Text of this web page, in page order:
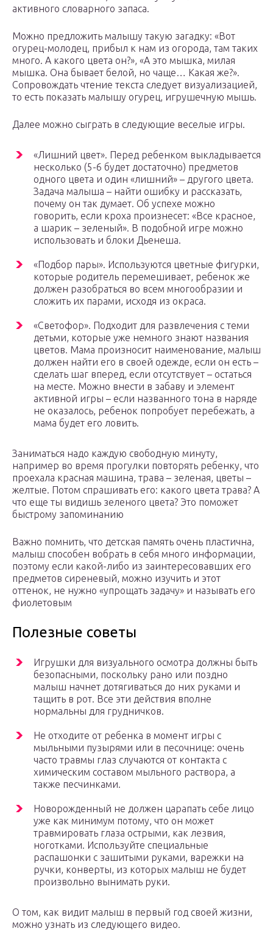
активного словарного запаса.
Можно предложить малышу такую загадку: «Вот
огурец-молодец, прибыл к нам из огорода, там таких
много. А какого цвета он?», «А это мышка, милая
мышка. Она бывает белой, но чаще… Какая же?».
Сопровождать чтение текста следует визуализацией,
то есть показать малышу огурец, игрушечную мышь.
Далее можно сыграть в следующие веселые игры.
«Лишний цвет». Перед ребенком выкладывается
несколько (5-6 будет достаточно) предметов
одного цвета и один «лишний» – другого цвета.
Задача малыша – найти ошибку и рассказать,
почему он так думает. Об успехе можно
говорить, если кроха произнесет: «Все красное,
а шарик – зеленый». В подобной игре можно
использовать и блоки Дьенеша.
«Подбор пары». Используются цветные фигурки,
которые родитель перемешивает, ребенок же
должен разобраться во всем многообразии и
сложить их парами, исходя из окраса.
«Светофор». Подходит для развлечения с теми
детьми, которые уже немного знают названия
цветов. Мама произносит наименование, малыш
должен найти его в своей одежде, если он есть –
сделать шаг вперед, если отсутствует – остаться
на месте. Можно внести в забаву и элемент
активной игры – если названного тона в наряде
не оказалось, ребенок попробует перебежать, а
мама будет его ловить.
Заниматься надо каждую свободную минуту,
например во время прогулки повторять ребенку, что
проехала красная машина, трава – зеленая, цветы –
желтые. Потом спрашивать его: какого цвета трава? А
что еще ты видишь зеленого цвета? Это поможет
быстрому запоминанию
Важно помнить, что детская память очень пластична,
малыш способен вобрать в себя много информации,
поэтому если какой-либо из заинтересовавших его
предметов сиреневый, можно изучить и этот
оттенок, не нужно «упрощать задачу» и называть его
фиолетовым
Полезные советы
Игрушки для визуального осмотра должны быть
безопасными, поскольку рано или поздно
малыш начнет дотягиваться до них руками и
тащить в рот. Все эти действия вполне
нормальны для грудничков.
Не отходите от ребенка в момент игры с
мыльными пузырями или в песочнице: очень
часто травмы глаз случаются от контакта с
химическим составом мыльного раствора, а
также песчинками.
Новорожденный не должен царапать себе лицо
уже как минимум потому, что он может
травмировать глаза острыми, как лезвия,
ноготками. Используйте специальные
распашонки с зашитыми руками, варежки на
ручки, конверты, из которых малыш не будет
произвольно вынимать руки.
О том, как видит малыш в первый год своей жизни,
можно узнать из следующего видео.